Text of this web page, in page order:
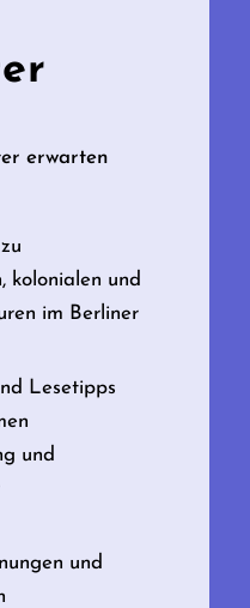
erwarten
kolonialen und
im Berliner
Lesetipps
und
und